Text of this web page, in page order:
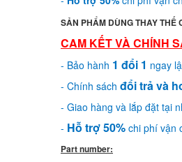
SẢN PHẨM DÙNG THAY THẾ
CAM KẾT VÀ CHÍNH
- Bảo hành 1 đổi 1 ngay
- Chính sách đổi trả và
- Giao hàng và lắp đặt tại
- Hỗ trợ 50% chi phí vận
Part number: